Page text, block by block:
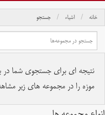
خانه اشیاء جستجو
نتیجه ای برای جستجوی شما در
موزه را در مجموعه های زیر
تمام حقوق برای موسسه